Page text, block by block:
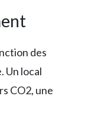
des
Un local
CO2, une